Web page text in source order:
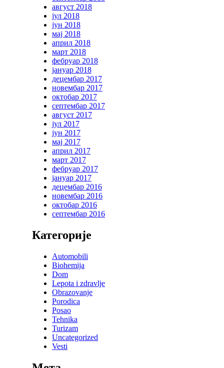
август 2018
јул 2018
јун 2018
мај 2018
април 2018
март 2018
фебруар 2018
јануар 2018
децембар 2017
новембар 2017
октобар 2017
септембар 2017
август 2017
јул 2017
јун 2017
мај 2017
април 2017
март 2017
фебруар 2017
јануар 2017
децембар 2016
новембар 2016
октобар 2016
септембар 2016
Категорије
Automobili
Biohemija
Dom
Lepota i zdravlje
Obrazovanje
Porodica
Posao
Tehnika
Turizam
Uncategorized
Vesti